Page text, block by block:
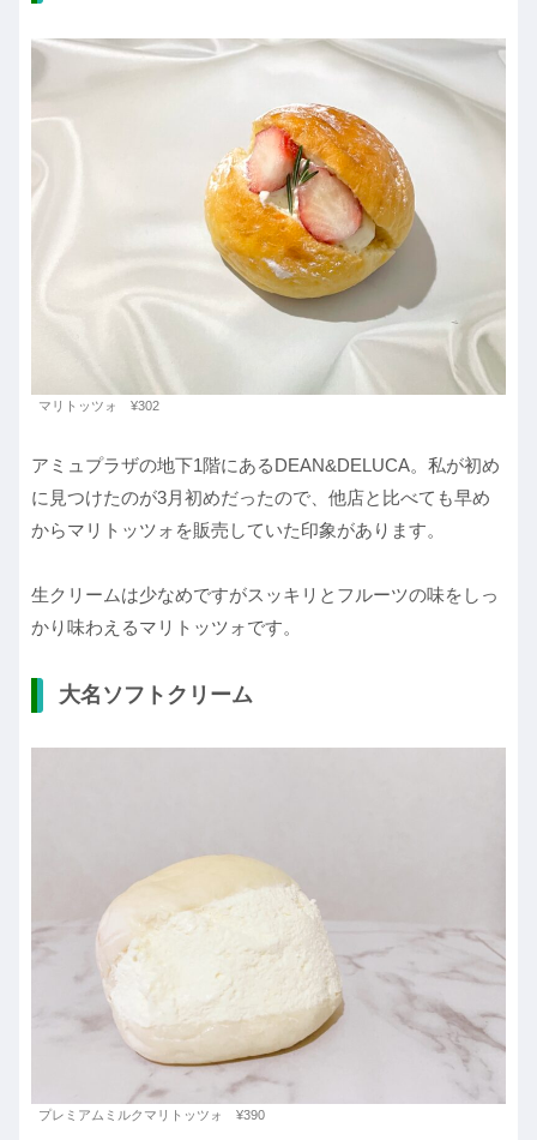
マリトッツォ ¥302
アミュプラザの地下1階にあるDEAN&DELUCA。私が初め
に見つけたのが3月初めだったので、他店と比べても早め
からマリトッツォを販売していた印象があります。
生クリームは少なめですがスッキリとフルーツの味をしっ
かり味わえるマリトッツォです。
大名ソフトクリーム
プレミアムミルクマリトッツォ ¥390